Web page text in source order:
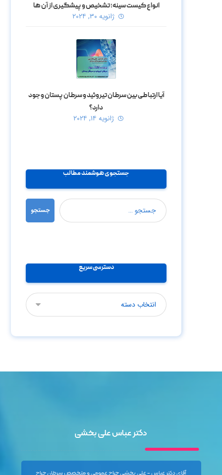
انواع کیست سینه؛ تشخیص و پیشگیری از آن ها
ژانویه ۳۰, ۲۰۲۴
آیا ارتباطی بین سرطان تیروئید و سرطان پستان وجود
دارد؟
ژانویه ۱۴, ۲۰۲۴
جستجوی هوشمند مطالب
جستجو
دسترسی سریع
دکتر عباس علی بخشی
آقای دکتر عباس - علی بخشی جراح عمومی و متخصص سرطان جراح